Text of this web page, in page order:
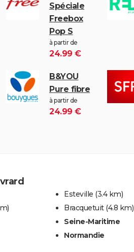
Spéciale
Freebox
Pop S
à partir de
24.99 €
B&YOU
Pure fibre
à partir de
24.99 €
Esteville (3.4 km)
Bracquetuit (4.8 km)
Seine-Maritime
Normandie